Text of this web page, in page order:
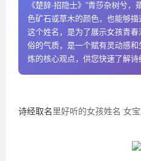
《楚辞·招隐士》“青莎杂树兮，
色矿石或草木的颜色，也能够
这个姓名，是为了展示女孩青
俗的气质，是一个赋有灵动感
炼的核心观点，供您快速了解诗
诗经取名里好听的女孩姓名 女